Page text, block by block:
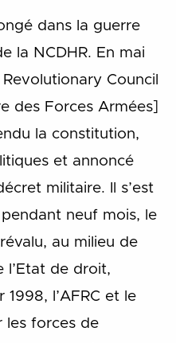
dans la guerre
la NCDHR. En mai
Council
des Forces Armées]
la constitution,
et annoncé
militaire. Il s’est
neuf mois, le
au milieu de
l’Etat de droit,
1998, l’AFRC et le
les forces de